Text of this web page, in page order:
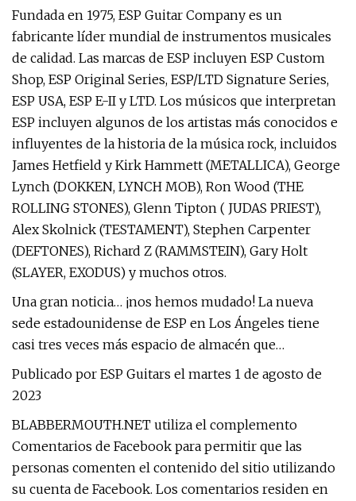
Fundada en 1975, ESP Guitar Company es un
fabricante líder mundial de instrumentos musicales
de calidad. Las marcas de ESP incluyen ESP Custom
Shop, ESP Original Series, ESP/LTD Signature Series,
ESP USA, ESP E-II y LTD. Los músicos que interpretan
ESP incluyen algunos de los artistas más conocidos e
influyentes de la historia de la música rock, incluidos
James Hetfield y Kirk Hammett (METALLICA), George
Lynch (DOKKEN, LYNCH MOB), Ron Wood (THE
ROLLING STONES), Glenn Tipton ( JUDAS PRIEST),
Alex Skolnick (TESTAMENT), Stephen Carpenter
(DEFTONES), Richard Z (RAMMSTEIN), Gary Holt
(SLAYER, EXODUS) y muchos otros.
Una gran noticia… ¡nos hemos mudado! La nueva
sede estadounidense de ESP en Los Ángeles tiene
casi tres veces más espacio de almacén que…
Publicado por ESP Guitars el martes 1 de agosto de
2023
BLABBERMOUTH.NET utiliza el complemento
Comentarios de Facebook para permitir que las
personas comenten el contenido del sitio utilizando
su cuenta de Facebook. Los comentarios residen en